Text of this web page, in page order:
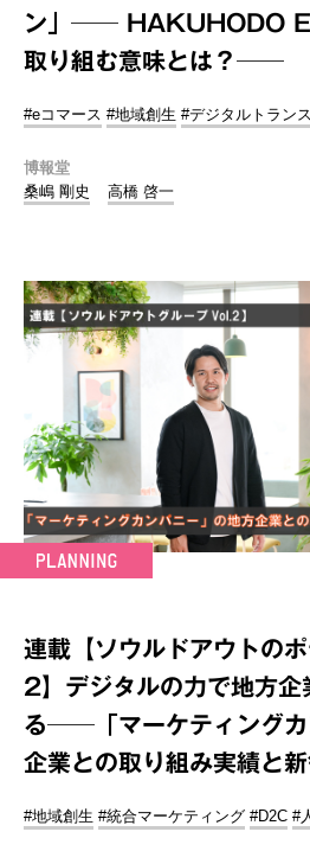
ン」── HAKUHODO
取り組む意味とは？──
#eコマース #地域創生 #デジタルトラン
博報堂
桑嶋 剛史
高橋 啓一
連載【ソウルドアウトの
2】デジタルの力で地方企
る──「マーケティングカ
企業との取り組み実績と
#地域創生 #統合マーケティング #D2C #